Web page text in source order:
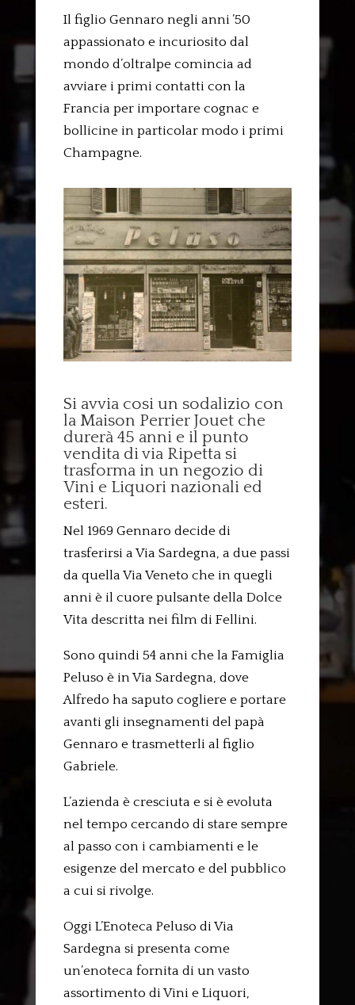
Il figlio Gennaro negli anni ’50
appassionato e incuriosito dal
mondo d’oltralpe comincia ad
avviare i primi contatti con la
Francia per importare cognac e
bollicine in particolar modo i primi
Champagne.
Si avvia cosi un sodalizio con
la Maison Perrier Jouet che
durerà 45 anni e il punto
vendita di via Ripetta si
trasforma in un negozio di
Vini e Liquori nazionali ed
esteri.
Nel 1969 Gennaro decide di
trasferirsi a Via Sardegna, a due passi
da quella Via Veneto che in quegli
anni è il cuore pulsante della Dolce
Vita descritta nei film di Fellini.
Sono quindi 54 anni che la Famiglia
Peluso è in Via Sardegna, dove
Alfredo ha saputo cogliere e portare
avanti gli insegnamenti del papà
Gennaro e trasmetterli al figlio
Gabriele.
L’azienda è cresciuta e si è evoluta
nel tempo cercando di stare sempre
al passo con i cambiamenti e le
esigenze del mercato e del pubblico
a cui si rivolge.
Oggi L’Enoteca Peluso di Via
Sardegna si presenta come
un’enoteca fornita di un vasto
assortimento di Vini e Liquori,